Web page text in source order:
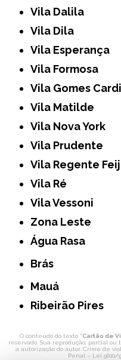
Vila Dalila
Vila Dila
Vila Esperança
Vila Formosa
Vila Gomes
Vila Matilde
Vila Nova York
Vila Prudente
Vila Regente
Vila Ré
Vila Vessoni
Zona Leste
Água Rasa
Brás
Mauá
Ribeirão Pires
O conteúdo do texto "Cartão de
reservado. Sua reprodução, parcial ou
a autorização do autor. Crime de
Penal – Lei